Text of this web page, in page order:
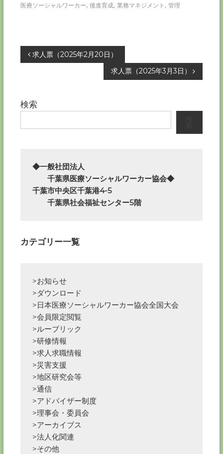
医療ソーシャルワーカー,後進育成,業務マネジメント ,管理
投
ナ
ビ
ー
シ
ン
求人票（2025年2月20日）
求人票（2025年3月3日）
検索
◆一般社団法人
千葉県医療ソーシャルワーカー協会◆
千葉市中央区千葉港4-5
千葉県社会福祉センター5階
カテゴリー一覧
>お知らせ
>ダウンロード
>日本医療ソーシャルワーカー協会全国大会
>会員限定閲覧
>ルーブリック
>研修情報
>求人求職情報
>災害支援
>地区研究会等
>通信
>アドバイザー制度
>理事会・委員会
>アーカイブス
>法人化関連
>その他